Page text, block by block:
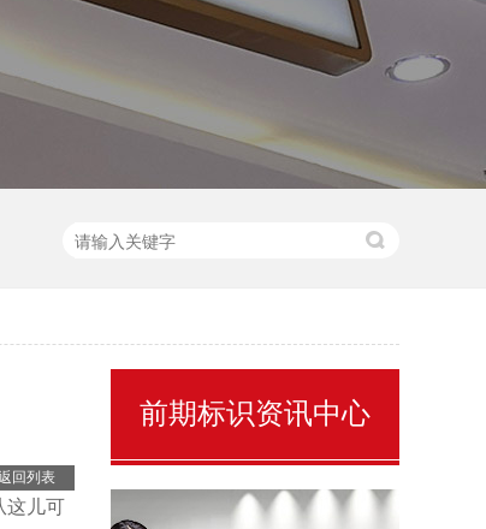
回列表
这儿可
前期标识资讯中心
售楼处名称标识
景区全景导视